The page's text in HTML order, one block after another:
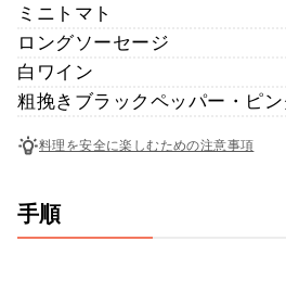
ミニトマト
ロングソーセージ
白ワイン
粗挽きブラックペッパー・ピ
料理を安全に楽しむための注意事項
手順